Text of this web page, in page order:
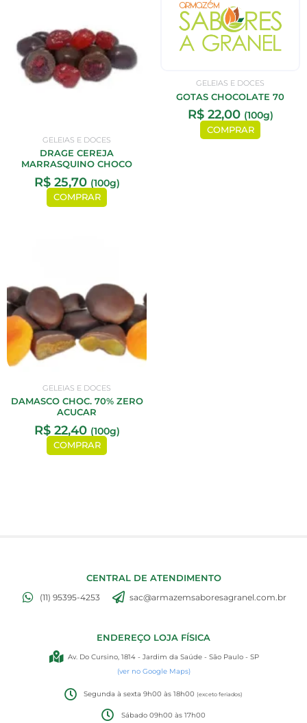
GELEIAS E DOCES
DRAGE CEREJA
MARRASQUINO CHOCO
R$25,70 (100g)
COMPRAR
GELEIAS E DOCES
GOTAS CHOCOLATE 70
R$22,00 (100g)
COMPRAR
GELEIAS E DOCES
DAMASCO CHOC. 70% ZERO
ACUCAR
R$22,40 (100g)
COMPRAR
CENTRAL DE ATENDIMENTO
(11) 95395-4253 sac@armazemsaboresagranel.com.br
ENDEREÇO LOJA FÍSICA
Av. Do Cursino, 1814 - Jardim da Saúde - São Paulo - SP
(ver no Google Maps)
Segunda à sexta 9h00 às 18h00(exceto feriados)
Sábado 09h00 às 17h00